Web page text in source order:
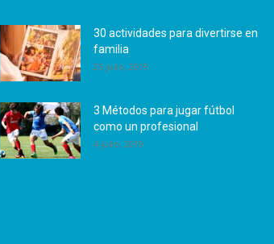
30 actividades para divertirse en
familia
25 julio, 2019
3 Métodos para jugar fútbol
como un profesional
4 julio, 2019